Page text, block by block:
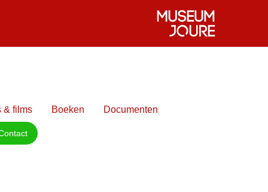
& films Boeken Documenten